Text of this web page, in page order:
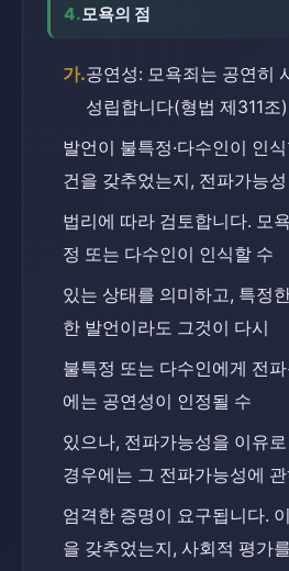
4.모욕의 점
가.공연성: 모욕죄는 공연히
성립합니다(형법 제311조
발언이 불특정·다수인이 인
건을 갖추었는지, 전파가능성
법리에 따라 검토합니다. 모
정 또는 다수인이 인식할 수
있는 상태를 의미하고, 특정
한 발언이라도 그것이 다시
불특정 또는 다수인에게 전
에는 공연성이 인정될 수
있으나, 전파가능성을 이유
경우에는 그 전파가능성에
엄격한 증명이 요구됩니다.
을 갖추었는지, 사회적 평가를